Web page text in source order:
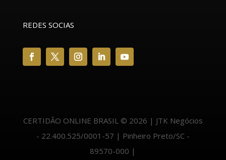
REDES SOCIAS
CERTIDÃO ONLINE BRASIL © 2026 | JTK Negócios
- 22.400.525/0001-57 | Pinheiro Preto/SC -
89570-000 |